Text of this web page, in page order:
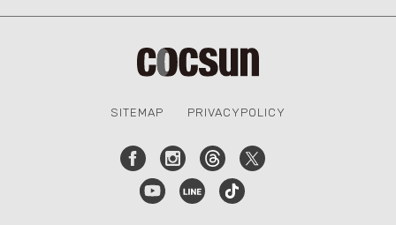
SITEMAP PRIVACYPOLICY